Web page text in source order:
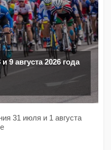
9 августа 2026 года
31 июля и 1 августа